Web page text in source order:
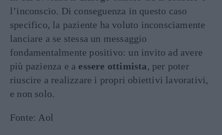
l’inconscio. Di conseguenza in questo caso
specifico, la paziente ha voluto inconsciamente
lanciare a se stessa un messaggio
fondamentalmente positivo: un invito ad avere
più pazienza e a essere ottimista, per poter
riuscire a realizzare i propri obiettivi lavorativi,
e non solo.
Fonte: Aol